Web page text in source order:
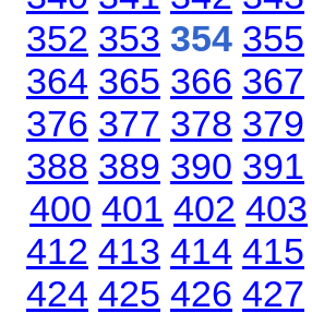
352 353 354 355
364 365 366 367
376 377 378 379
388 389 390 391
400 401 402 403
412 413 414 415
424 425 426 427